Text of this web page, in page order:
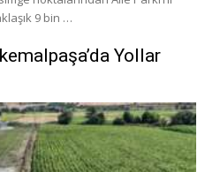
9 bin …
Yollar